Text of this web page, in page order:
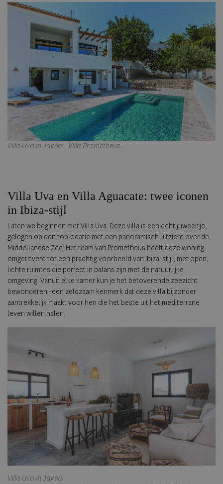
Villa Uva in Javéa - Villa Prometheus
Villa Uva en Villa Aguacate: twee iconen
in Ibiza-stijl
Laten we beginnen met Villa Uva. Deze villa is een echt juweeltje,
gelegen op een toplocatie met een panoramisch uitzicht over de
Middellandse Zee. Het team van Prometheus heeft deze woning
omgetoverd tot een prachtig voorbeeld van Ibiza-stijl, met open,
lichte ruimtes die perfect in balans zijn met de natuurlijke
omgeving. Vanuit elke kamer kun je het betoverende zeezicht
bewonderen -een zeldzaam kenmerk dat deze villa bijzonder
aantrekkelijk maakt voor hen die het beste uit het mediterrane
leven willen halen.
Villa Uva in Javéa